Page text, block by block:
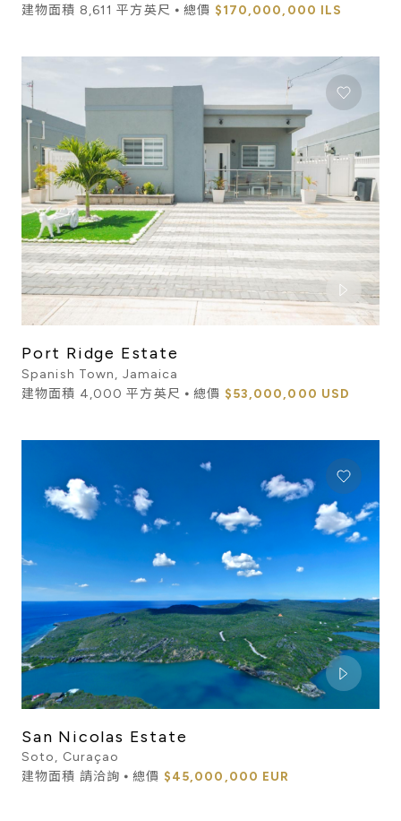
建物面積 8,611 平方英尺 ⦁ 總價 $170,000,000 ILS
Port Ridge Estate
Spanish Town, Jamaica
建物面積 4,000 平方英尺 ⦁ 總價 $53,000,000 USD
San Nicolas Estate
Soto, Curaçao
建物面積 請洽詢 ⦁ 總價 $45,000,000 EUR